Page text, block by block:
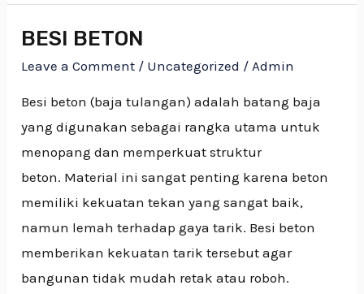
BESI BETON
Leave a Comment / Uncategorized /Admin
Besi beton (baja tulangan) adalah batang baja
yang digunakan sebagai rangka utama untuk
menopang dan memperkuat struktur
beton. Material ini sangat penting karena beton
memiliki kekuatan tekan yang sangat baik,
namun lemah terhadap gaya tarik. Besi beton
memberikan kekuatan tarik tersebut agar
bangunan tidak mudah retak atau roboh.
BESI
BETON